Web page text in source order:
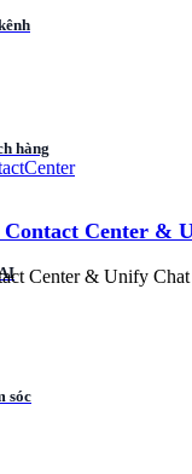
hàng
sóc
Center &
Center & Unify